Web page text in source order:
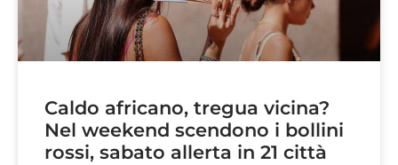
Caldo africano, tregua vicina?
Nel weekend scendono i bollini
rossi, sabato allerta in 21 città